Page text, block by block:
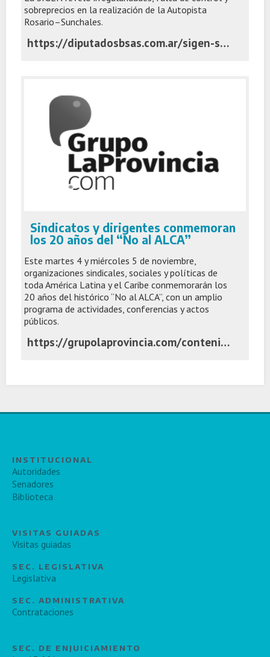
sobreprecios en la realización de la Autopista
Rosario–Sunchales.
https://diputadosbsas.com.ar/sigen-sobreprecio-autopista-rosario-sunchales/
Sindicatos y dirigentes conmemoran
los 20 años del “No al ALCA”
Este martes 4 y miércoles 5 de noviembre,
organizaciones sindicales, sociales y políticas de
toda América Latina y el Caribe conmemorarán los
20 años del histórico “No al ALCA”, con un amplio
programa de actividades, conferencias y actos
públicos.
https://grupolaprovincia.com/contenido/591706/sindicatos-y-dirigentes-conmemoran-los-20-anos-del-no-al-alca
INSTITUCIONAL
Autoridades
Senadores
Biblioteca
VISITAS GUIADAS
Visitas guiadas
SEC. LEGISLATIVA
Legislativa
SEC. ADMINISTRATIVA
Contrataciones
SEC. DE ENJUICIAMIENTO